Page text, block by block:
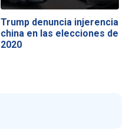
Trump denuncia injerencia
china en las elecciones de
2020